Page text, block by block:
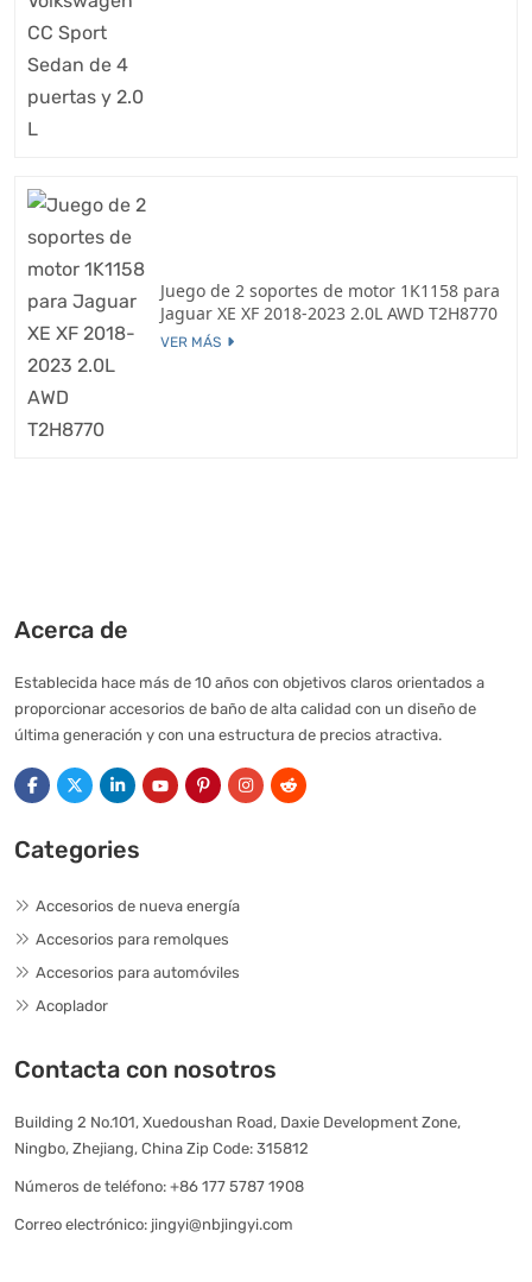
Juego de 2 soportes de motor 1K1158 para
Jaguar XE XF 2018-2023 2.0L AWD T2H8770
VER MÁS
Acerca de
Establecida hace más de 10 años con objetivos claros orientados a
proporcionar accesorios de baño de alta calidad con un diseño de
última generación y con una estructura de precios atractiva.
Categories
Accesorios de nueva energía
Accesorios para remolques
Accesorios para automóviles
Acoplador
Contacta con nosotros
Building 2 No.101, Xuedoushan Road, Daxie Development Zone,
Ningbo, Zhejiang, China Zip Code: 315812
Números de teléfono: +86 177 5787 1908
Correo electrónico: jingyi@nbjingyi.com